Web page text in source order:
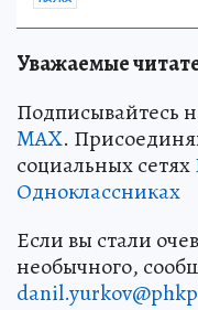
Уважаемые
Подписывайтесь
MAX.
социальных сетях
Одноклассниках
Если вы стали
необычного,